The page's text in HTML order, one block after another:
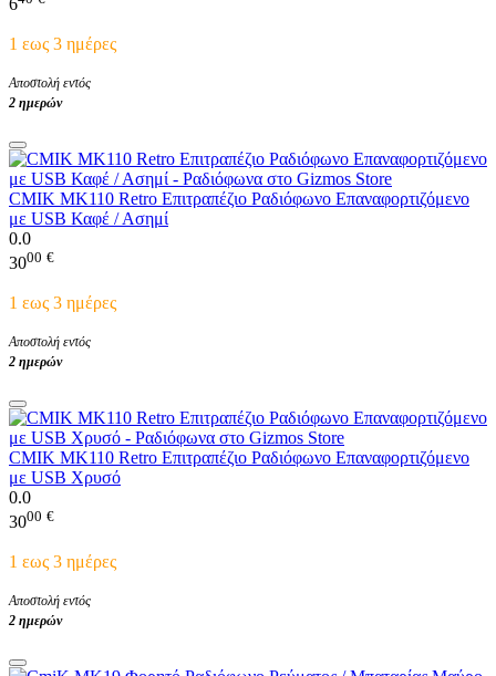
1 εως 3 ημέρες
Αποστολή εντός
2 ημερών
CMIK MK110 Retro Επιτραπέζιο Ραδιόφωνο Επαναφορτιζόμενο
με USB Καφέ / Ασημί
0.0
3000 €
1 εως 3 ημέρες
Αποστολή εντός
2 ημερών
CMIK MK110 Retro Επιτραπέζιο Ραδιόφωνο Επαναφορτιζόμενο
με USB Χρυσό
0.0
3000 €
1 εως 3 ημέρες
Αποστολή εντός
2 ημερών